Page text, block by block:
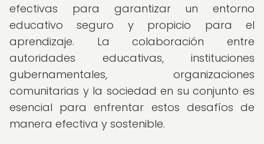
efectivas para garantizar un entorno
educativo seguro y propicio para el
aprendizaje. La colaboración entre
autoridades educativas, instituciones
gubernamentales, organizaciones
comunitarias y la sociedad en su conjunto es
esencial para enfrentar estos desafíos de
manera efectiva y sostenible.